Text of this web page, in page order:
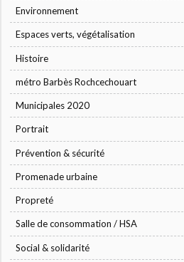
Environnement
Espaces verts, végétalisation
Histoire
métro Barbès Rochcechouart
Municipales 2020
Portrait
Prévention & sécurité
Promenade urbaine
Propreté
Salle de consommation / HSA
Social & solidarité